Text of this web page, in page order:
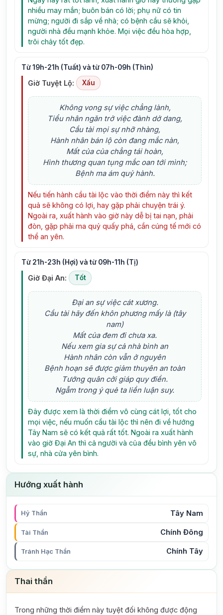
nhiều may mắn; buôn bán có lời; phụ nữ có tin
mừng; người đi sắp về nhà; có bệnh cầu sẽ khỏi,
người nhà đều mạnh khỏe. Mọi việc đều hòa hợp,
trôi chảy tốt đẹp.
Từ 19h-21h (Tuất) và từ 07h-09h (Thìn)
Giờ Tuyệt Lộ: Xấu
Không vong sự việc chẳng lành,
Tiểu nhân ngăn trở việc đành dở dang,
Cầu tài mọi sự nhỡ nhàng,
Hành nhân bán lộ còn đang mắc nàn,
Mất của của chẳng tái hoàn,
Hình thương quan tụng mắc oan tới mình;
Bệnh ma ám quỷ hành.
Nếu tiến hành cầu tài lộc vào thời điểm này thì kết
quả sẽ không có lợi, hay gặp phải chuyện trái ý.
Ngoài ra, xuất hành vào giờ này dễ bị tai nạn, phải
đòn, gặp phải ma quỷ quấy phá, cần cúng tế mới có
thể an yên.
Từ 21h-23h (Hợi) và từ 09h-11h (Tị)
Giờ Đại An: Tốt
Đại an sự việc cát xương.
Cầu tài hãy đến khôn phương mấy là (tây
nam)
Mất của đem đi chưa xa.
Nếu xem gia sự cả nhà bình an
Hành nhân còn vẫn ở nguyên
Bệnh hoạn sẽ được giảm thuyên an toàn
Tướng quân cởi giáp quy điền.
Ngẫm trong ý quẻ ta liền luận suy.
Đây được xem là thời điểm vô cùng cát lợi, tốt cho
mọi việc, nếu muốn cầu tài lộc thì nên đi về hướng
Tây Nam sẽ có kết quả rất tốt. Ngoài ra xuất hành
vào giờ Đại An thì cả người và của đều bình yên vô
sự, nhà cửa yên bình.
Hướng xuất hành
Hỷ Thần Tây Nam
Tài Thần Chính Đông
Tránh Hạc Thần Chính Tây
Thai thần
Trong những thời điểm này tuyệt đối không được động